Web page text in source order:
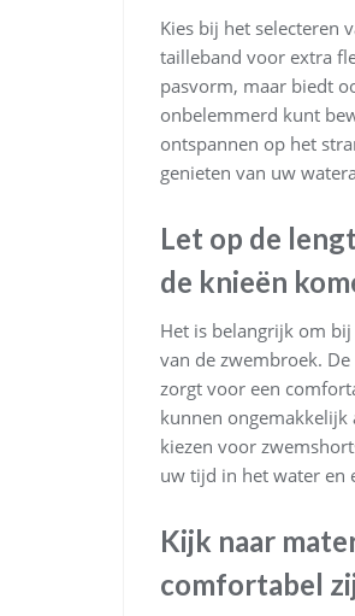
Kies bij het selecteren
tailleband voor extra
pasvorm, maar biedt
onbelemmerd kunt
ontspannen op het
genieten van uw
Let op de
de knieën
Het is belangrijk om
van de zwembroek.
zorgt voor een
kunnen
kiezen voor
uw tijd in het water en
Kijk naar
comfortabel